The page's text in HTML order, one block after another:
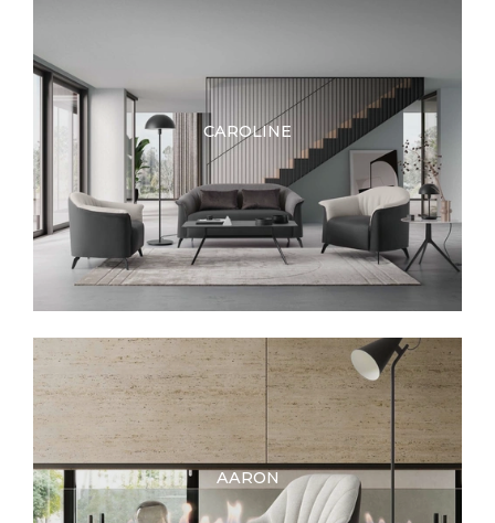
CAROLINE
AARON